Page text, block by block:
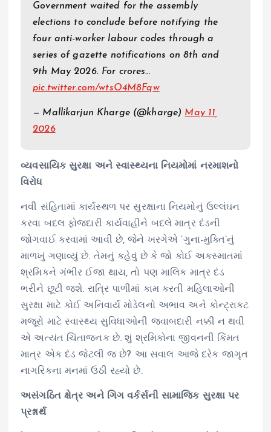
Government waited for the assembly
elections to conclude before notifying the
four anti-worker labour codes through a
series of gazette notifications on 8th and
9th May 2026. For crores…
pic.twitter.com/wtsO4M8Fqw
— Mallikarjun Kharge (@kharge) May 11,
2026
વ્યવસાયિક સુરક્ષા અને સ્વાસ્થ્યના નિયમોમાં નરમાશનો
વિરોધ
નવી સંહિતામાં કાર્યસ્થળ પર સુરક્ષાના નિયમોનું ઉલ્લંઘન
કરવા બદલ ફોજદારી કાર્યવાહીને બદલે માત્ર દંડની
જોગવાઈ કરવામાં આવી છે, જેને ખરગેએ ‘ગુના-મુક્તિ’નું
માળખું ગણાવ્યું છે. તેમનું કહેવું છે કે જો કોઈ અકસ્માતમાં
શ્રમિકને ગંભીર ઈજા થાય, તો પણ માલિક માત્ર દંડ
ભરીને છૂટી જશે. રાત્રિ પાળીમાં કામ કરતી મહિલાઓની
સુરક્ષા માટે કોઈ અનિવાર્ય મોડેલનો અભાવ અને કોન્ટ્રાક્ટ
મજૂરો માટે સ્વાસ્થ્ય સુવિધાઓની જવાબદારી નક્કી ન થવી
એ અત્યંત ચિંતાજનક છે. શું શ્રમિકોના જીવનની કિંમત
માત્ર એક દંડ જેટલી જ છે? આ સવાલ આજે દરેક જાગૃત
નાગરિકના મનમાં ઉઠી રહ્યો છે.
અસંગઠિત ક્ષેત્ર અને ગિગ વર્કર્સની સામાજિક સુરક્ષા પર
પ્રશ્નાર્થ